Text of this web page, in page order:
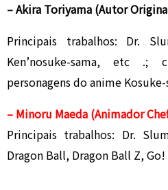
– Akira Toriyama (Autor
Principais trabalhos: Dr.
Ken’nosuke-sama, etc
personagens do anime
– Minoru Maeda (Animador
Principais trabalhos: Dr.
Dragon Ball, Dragon Ball Z,